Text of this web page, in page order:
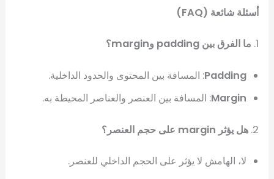
أسئلة شائعة (FAQ)
1. ما الفرق بين padding وmargin؟
Padding: المسافة بين المحتوى والحدود الداخلية.
Margin: المسافة بين العنصر والعناصر المحيطة به.
2. هل يؤثر margin على حجم العنصر؟
لا، الهامش لا يؤثر على الحجم الداخلي للعنصر.